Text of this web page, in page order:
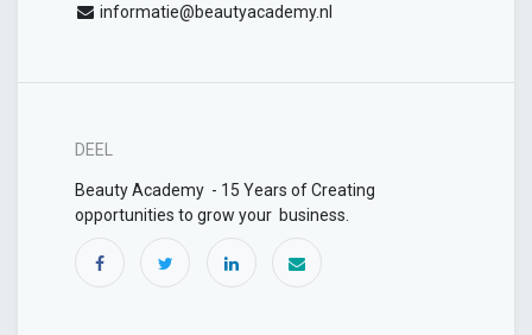
informatie@beautyacademy.nl
DEEL
Beauty Academy - 15 Years of Creating
opportunities to grow your business.